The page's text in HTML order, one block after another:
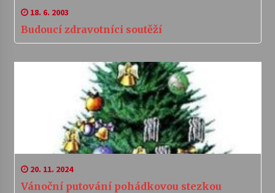
18. 6. 2003
Budoucí zdravotníci soutěží
20. 11. 2024
Vánoční putování pohádkovou stezkou